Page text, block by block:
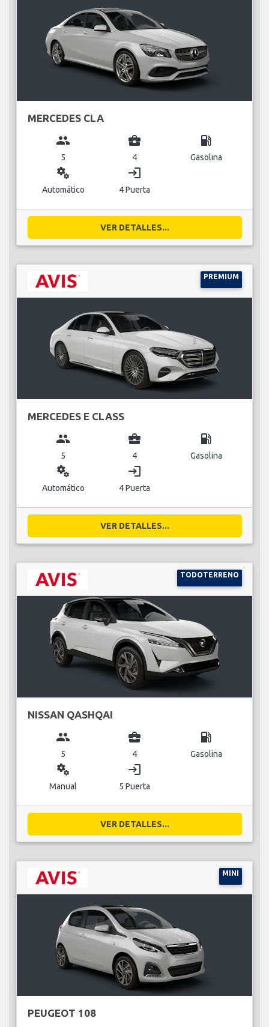
MERCEDES CLA
group
5
business_center
4
local_gas_station
Gasolina
miscellaneous_services
Automático
login
4 Puerta
VER DETALLES...
PREMIUM
MERCEDES E CLASS
group
5
business_center
4
local_gas_station
Gasolina
miscellaneous_services
Automático
login
4 Puerta
VER DETALLES...
TODOTERRENO
NISSAN QASHQAI
group
5
business_center
4
local_gas_station
Gasolina
miscellaneous_services
Manual
login
5 Puerta
VER DETALLES...
MINI
PEUGEOT 108